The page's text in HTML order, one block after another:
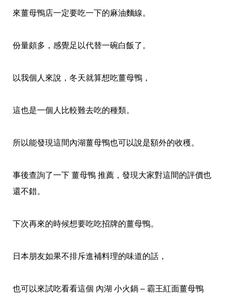
來薑母鴨店一定要吃一下的麻油麵線。
份量頗多，感覺足以代替一碗白飯了。
以我個人來說，冬天就算想吃薑母鴨，
這也是一個人比較難去吃的種類。
所以能發現這間內湖薑母鴨也可以說是額外的收穫。
事後查詢了一下 薑母鴨 推薦，發現大家對這間的評價也
還不錯。
下次再來的時候想要吃吃招牌的薑母鴨。
日本朋友如果不排斥進補料理的味道的話，
也可以來試吃看看這個 內湖 小火鍋 – 霸王紅面薑母鴨